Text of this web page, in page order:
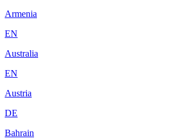
Armenia
EN
Australia
EN
Austria
DE
Bahrain